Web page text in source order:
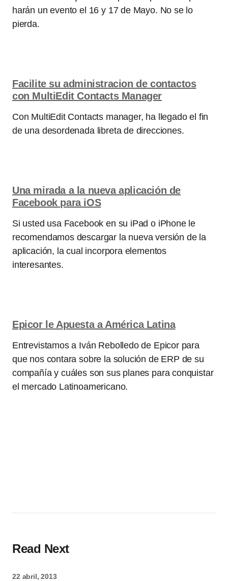
harán un evento el 16 y 17 de Mayo. No se lo
pierda.
Facilite su administracion de contactos
con MultiEdit Contacts Manager
Con MultiEdit Contacts manager, ha llegado el fin
de una desordenada libreta de direcciones.
Una mirada a la nueva aplicación de
Facebook para iOS
Si usted usa Facebook en su iPad o iPhone le
recomendamos descargar la nueva versión de la
aplicación, la cual incorpora elementos
interesantes.
Epicor le Apuesta a América Latina
Entrevistamos a Iván Rebolledo de Epicor para
que nos contara sobre la solución de ERP de su
compañía y cuáles son sus planes para conquistar
el mercado Latinoamericano.
Read Next
22 abril, 2013